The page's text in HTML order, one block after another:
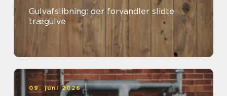
Gulvafslibning: der forvandler slidte
trægulve
09. juni 2026